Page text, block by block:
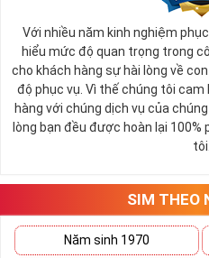
Với nhiều năm kinh nghiệm
hiểu mức độ quan trọng trong
cho khách hàng sự hài lòng về
độ phục vụ. Vì thế chúng tôi
hàng với chúng dịch vụ của
lòng bạn đều được hoàn lại
tôi.
SIM THEO
Năm sinh 1970